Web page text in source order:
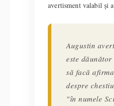
avertisment valabil și
Augustin
este
să facă
despre
"în numele